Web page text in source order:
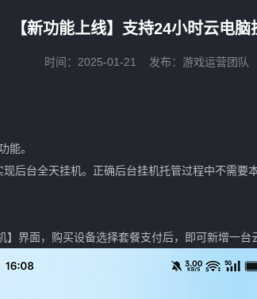
【新功能上线】支持24小时云电脑
时间：2025-01-21 发布：游戏运营团队
能。
后台全天挂机。正确后台挂机托管过程中不需要
界面，购买设备选择套餐支付后，即可新增一台